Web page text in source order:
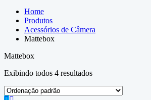
Home
Produtos
Acessórios de Câmera
Mattebox
Mattebox
Exibindo todos 4 resultados